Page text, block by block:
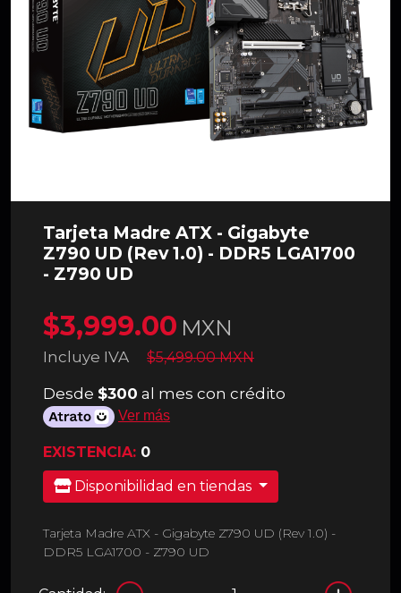
Tarjeta Madre ATX - Gigabyte
Z790 UD (Rev 1.0) - DDR5 LGA1700
- Z790 UD
$3,999.00 MXN
Incluye IVA $5,499.00 MXN
Desde $300 al mes con crédito
Ver más
EXISTENCIA: 0
Disponibilidad en tiendas
Tarjeta Madre ATX - Gigabyte Z790 UD (Rev 1.0) -
DDR5 LGA1700 - Z790 UD